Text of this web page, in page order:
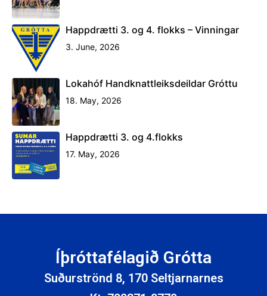
Happdrætti 3. og 4. flokks – Vinningar
3. June, 2026
Lokahóf Handknattleiksdeildar Gróttu
18. May, 2026
Happdrætti 3. og 4.flokks
17. May, 2026
Íþróttafélagið Grótta
Suðurströnd 8, 170 Seltjarnarnes